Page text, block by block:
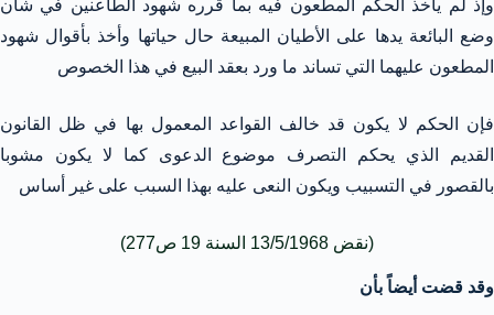
وإذ لم يأخذ الحكم المطعون فيه بما قرره شهود الطاعنين في شأن
وضع البائعة يدها على الأطيان المبيعة حال حياتها وأخذ بأقوال شهود
المطعون عليهما التي تساند ما ورد بعقد البيع في هذا الخصوص
فإن الحكم لا يكون قد خالف القواعد المعمول بها في ظل القانون
القديم الذي يحكم التصرف موضوع الدعوى كما لا يكون مشوبا
بالقصور في التسبيب ويكون النعى عليه بهذا السبب على غير أساس
(نقض 13/5/1968 السنة 19 ص277)
وقد قضت أيضاً بأن